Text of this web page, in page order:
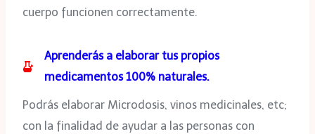
cuerpo funcionen correctamente.
Aprenderás a elaborar tus propios
medicamentos 100% naturales.
Podrás elaborar Microdosis, vinos medicinales, etc;
con la finalidad de ayudar a las personas con